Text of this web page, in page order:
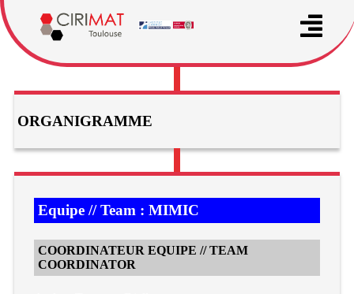
ORGANIGRAMME
Equipe // Team : MIMIC
COORDINATEUR EQUIPE // TEAM
COORDINATOR